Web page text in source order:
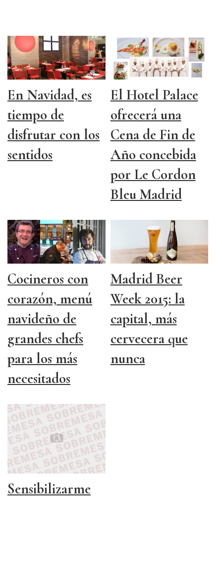
En Navidad, es
tiempo de
disfrutar con los
sentidos
El Hotel Palace
ofrecerá una
Cena de Fin de
Año concebida
por Le Cordon
Bleu Madrid
Cocineros con
corazón, menú
navideño de
grandes chefs
para los más
necesitados
Madrid Beer
Week 2015: la
capital, más
cervecera que
nunca
Sensibilizarme